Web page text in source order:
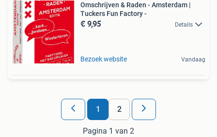
Omschrijven & Raden - Amsterdam |
Tuckers Fun Factory -
€ 9,95 Details
Bezoek website Vandaag
1 2
Pagina 1 van 2